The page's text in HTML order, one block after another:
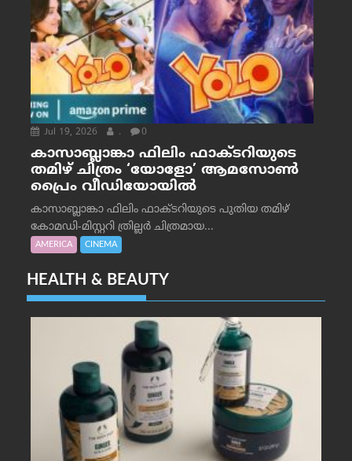
Jul 19, 2026 . 0
കാസാബ്ലാങ്കാ ഫിലിം ഫാക്ടറിയുടെ
തമിഴ് ചിത്രം ‘യോളോ’ ആമസോൺ
പ്രൈം വീഡിയോയിൽ
കാസാബ്ലാങ്കാ ഫിലിം ഫാക്ടറിയുടെ പുതിയ തമിഴ്
കോമഡി-മിസ്റ്ററി ത്രില്ലർ ചിത്രമായ...
AMERICA CINEMA
HEALTH & BEAUTY